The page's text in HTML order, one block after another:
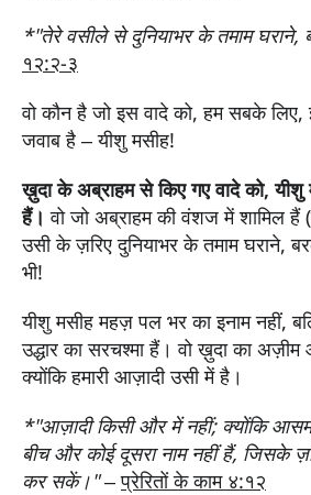
*"तेरे वसीले से दुनियाभर के तमाम घराने,
१२:२-३
वो कौन है जो इस वादे को, हम सबके लिए,
जवाब है – यीशु मसीह!
ख़ुदा के अब्राहम से किए गए वादे को, यीशु
हैं।वो जो अब्राहम की वंशज में शामिल हैं (
उसी के ज़रिए दुनियाभर के तमाम घराने,
भी!
यीशु मसीह महज़ पल भर का इनाम नहीं,
उद्धार का सरचश्मा हैं। वो ख़ुदा का
क्योंकि हमारी आज़ादी उसी में है।
*"आज़ादी किसी और में नहीं; क्योंकि
बीच और कोई दूसरा नाम नहीं हैं, जिसके
कर सकें।"–प्रेरितों के काम ४:१२